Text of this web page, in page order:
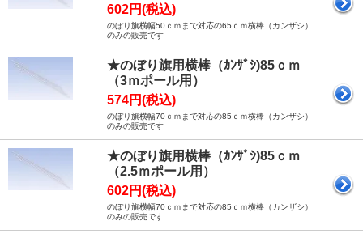
602円(税込)
のぼり旗横幅50ｃｍまで対応の65ｃｍ横棒（カンザシ）
のみの販売です
★のぼり旗用横棒（ｶﾝｻﾞｼ)85ｃｍ
（3ｍポール用）
574円(税込)
のぼり旗横幅70ｃｍまで対応の85ｃｍ横棒（カンザシ）
のみの販売です
★のぼり旗用横棒（ｶﾝｻﾞｼ)85ｃｍ
（2.5ｍポール用）
602円(税込)
のぼり旗横幅70ｃｍまで対応の85ｃｍ横棒（カンザシ）
のみの販売です